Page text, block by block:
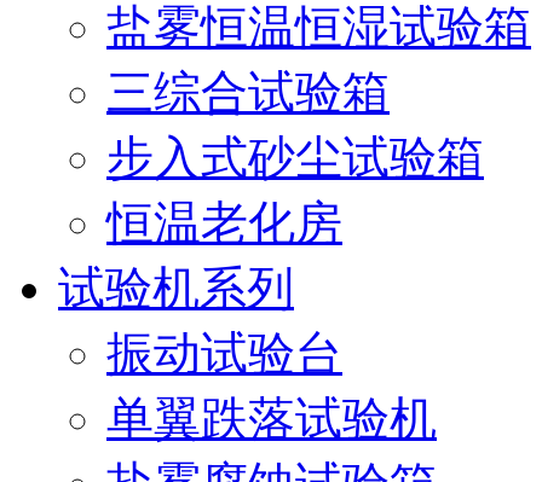
盐雾恒温恒湿试验箱
三综合试验箱
步入式砂尘试验箱
恒温老化房
试验机系列
振动试验台
单翼跌落试验机